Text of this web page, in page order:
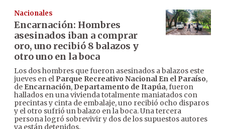
Nacionales
Encarnación: Hombres
asesinados iban a comprar
oro, uno recibió 8 balazos y
otro uno en la boca
Los dos hombres que fueron asesinados a balazos este
jueves en el Parque Recreativo Nacional En el Paraíso,
de Encarnación, Departamento de Itapúa, fueron
hallados en una vivienda totalmente maniatados con
precintas y cinta de embalaje, uno recibió ocho disparos
y el otro sufrió un balazo en la boca. Una tercera
persona logró sobrevivir y dos de los supuestos autores
ya están detenidos.